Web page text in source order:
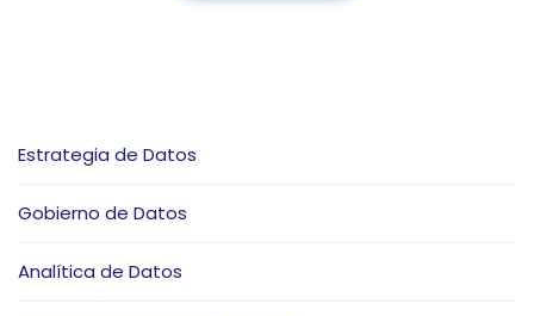
Estrategia de Datos
Gobierno de Datos
Analítica de Datos